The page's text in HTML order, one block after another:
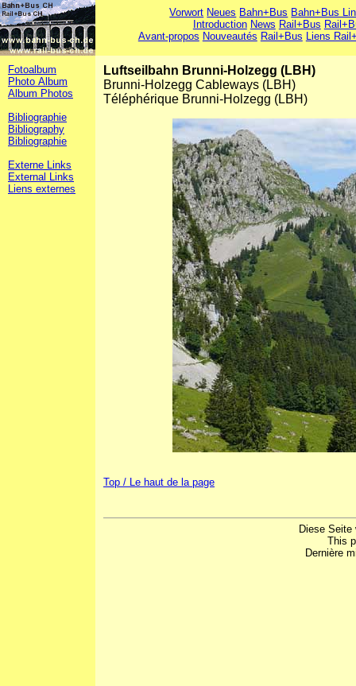
Vorwort Neues Bahn+Bus Bahn+Bus
Introduction News Rail+Bus
Avant-propos Nouveautés Rail+Bus Liens
Fotoalbum
Photo Album
Album Photos
Bibliographie
Bibliography
Bibliographie
Externe Links
External Links
Liens externes
Luftseilbahn Brunni-Holzegg (LBH)
Brunni-Holzegg Cableways (LBH)
Téléphérique Brunni-Holzegg (LBH)
Top / Le haut de la page
Diese Seite
This
Dernière